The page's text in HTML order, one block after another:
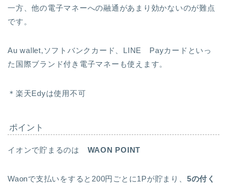
一方、他の電子マネーへの融通があまり効かないのが難点
です。
Au wallet,ソフトバンクカード、LINE Payカードといっ
た国際ブランド付き電子マネーも使えます。
＊楽天Edyは使用不可
ポイント
イオンで貯まるのは WAON POINT
Waonで支払いをすると200円ごとに1Pが貯まり、 5の付く